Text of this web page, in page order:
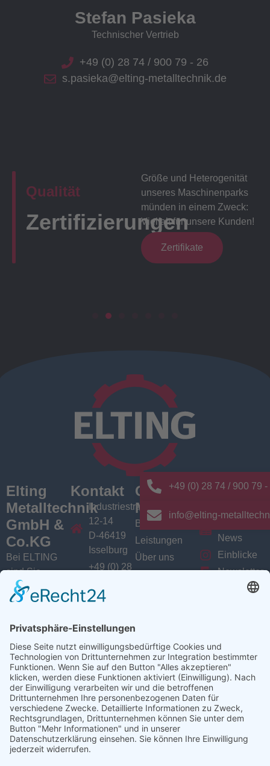
Stefan Pasieka
Technischer Vertrieb
+49 (0) 28 74 / 900 79 - 26
s.pasieka@elting-metalltechnik.de
Qualität
Zertifizierungen
Größe und Heterogenität
unseres Maschinenparks
münden in einem Zweck:
Vielfalt für unsere Kunden!
Zertifikate
Elting
Metalltechnik
GmbH &
Co.KG
Bei ELTING
sind Sie
richtig, wenn
Sie Fachleute
Profilbearbeitung,
Abkanttechnik,
Schweißtechnik
oder
Baugruppenfertigung
suchen.
Ansprechpartner
Kontakt
Industriestrasse
12-14
D-46419
Isselburg
+49 (0) 28
79 - 0
metalltechnik.de
Quick
Menü
Branchen
Leistungen
Über uns
News/
Aktuelles
News
Einblicke
Newsletter
Linkedin
YouTube
+49 (0) 28 74 / 900 79 -
info@elting-